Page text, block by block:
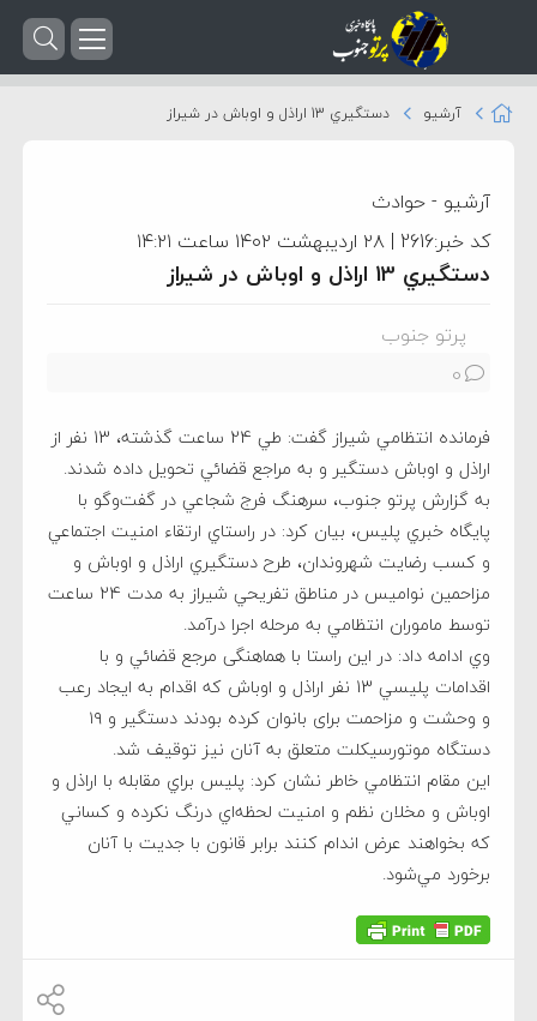
آرشیو دستگيري 13 اراذل و اوباش در شیراز
آرشیو -حوادث
کد خبر:2616 | ۲۸ اردیبهشت ۱۴۰۲ ساعت ۱۴:۲۱
دستگيري 13 اراذل و اوباش در شیراز
پرتو جنوب
0
فرمانده انتظامي شيراز گفت: طي 24 ساعت گذشته، 13 نفر از
اراذل و اوباش دستگير و به مراجع قضائي تحويل داده شدند.
به گزارش پرتو جنوب، سرهنگ فرج شجاعي در گفت‌وگو با
پايگاه خبري پليس، بيان كرد: در راستاي ارتقاء امنيت اجتماعي
و کسب رضايت شهروندان، طرح دستگيري اراذل و اوباش و
مزاحمین نوامیس در مناطق تفريحي شیراز به مدت 24 ساعت
توسط ماموران انتظامي به مرحله اجرا درآمد.
وي ادامه داد: در اين راستا با هماهنگی مرجع قضائي و با
اقدامات پليسي 13 نفر اراذل و اوباش که اقدام به ايجاد رعب
و وحشت و مزاحمت برای بانوان کرده بودند دستگير و ۱۹
دستگاه موتورسیکلت متعلق به آنان نیز توقیف شد.
اين مقام انتظامي خاطر نشان كرد: پليس براي مقابله با اراذل و
اوباش و مخلان نظم و امنيت لحظه‌اي درنگ نكرده و كساني
كه بخواهند عرض اندام كنند برابر قانون با جديت با آنان
برخورد مي‌شود.